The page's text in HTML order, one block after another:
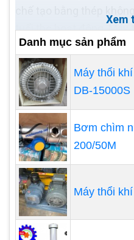
tuổi thọ hoạt động.
đất. Hiện tượng sốc
tốt để đảm bảo tính an
sử dụng.
Xem
Danh mục sản phẩm
Máy thổi
DB-15000S
Bơm chìm
200/50M
Máy thổi